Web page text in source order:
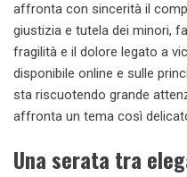
affronta con sincerità il
giustizia e tutela dei minori,
fragilità e il dolore legato a
disponibile online e sulle
sta riscuotendo grande
affronta un tema così
Una serata tra